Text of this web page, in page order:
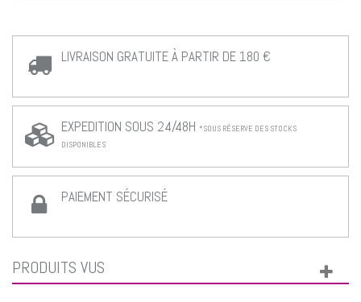
LIVRAISON GRATUITE À PARTIR DE 180 €
EXPEDITION SOUS 24/48H *SOUS RÉSERVE DES STOCKS
DISPONIBLES
PAIEMENT SÉCURISÉ
PRODUITS VUS